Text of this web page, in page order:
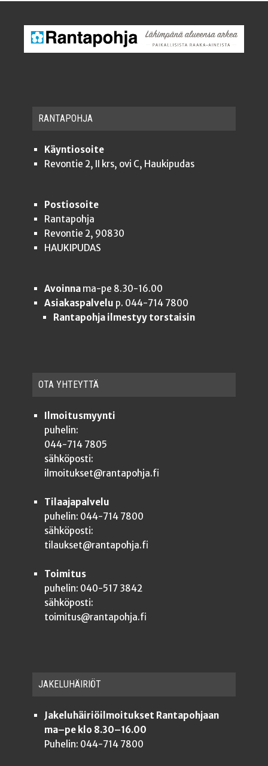
RAN­TA­POH­JA
Käyntiosoite
Revontie 2, II krs, ovi C, Haukipudas
Postiosoite
Rantapohja
Revontie 2, 90830
HAUKIPUDAS
Avoinnama-pe 8.30-16.00
Asiakaspalvelu p. 044-714 7800
Rantapohja ilmestyy torstaisin
OTA YHTEYT­TÄ
Ilmoitusmyynti
puhelin:
044-714 7805
sähköposti:
ilmoitukset@rantapohja.fi
Tilaajapalvelu
puhelin: 044-714 7800
sähköposti:
tilaukset@rantapohja.fi
Toimitus
puhelin: 040-517 3842
sähköposti:
toimitus@rantapohja.fi
JAKE­LU­HÄI­RIÖT
Jakeluhäiriöilmoitukset Rantapohjaan
ma–pe klo 8.30–16.00
Puhelin: 044-714 7800